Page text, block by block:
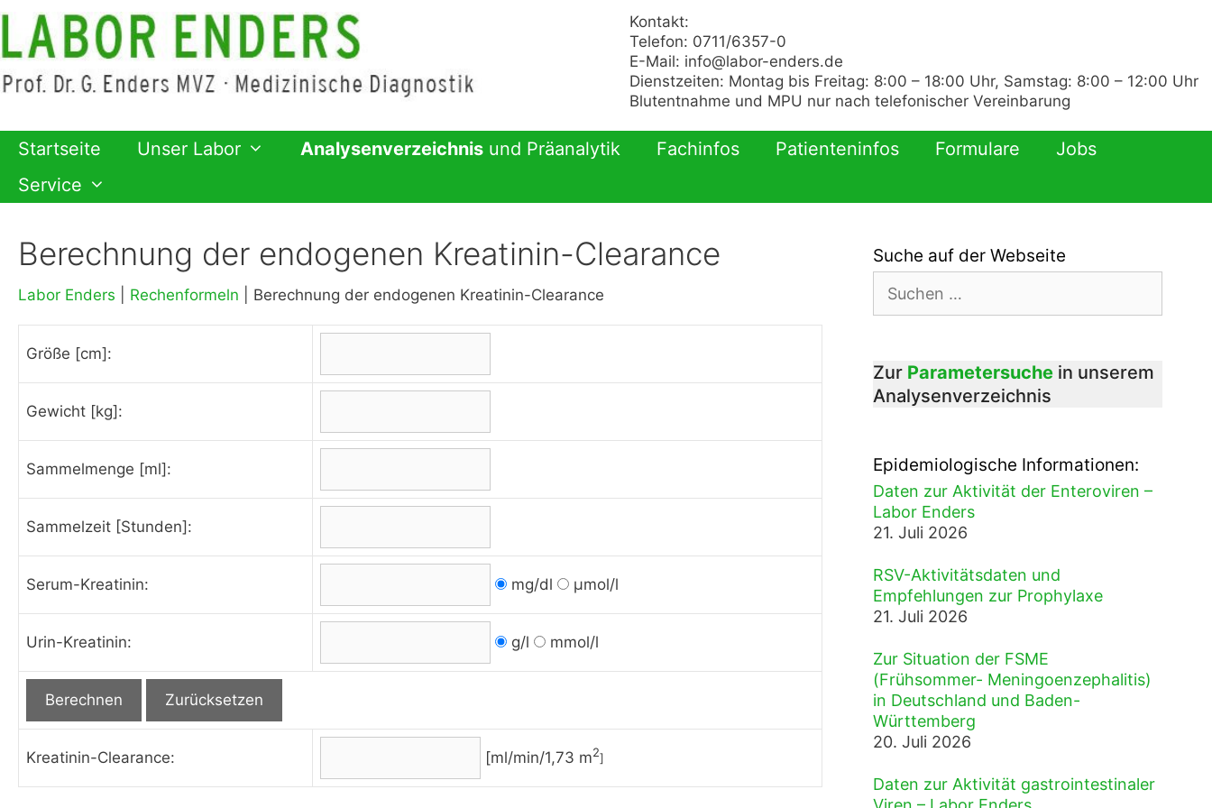
Zum
Inhalt
springen
Kontakt:
Telefon: 0711/6357-0
E-Mail: info@labor-enders.de
Dienstzeiten: Montag bis Freitag: 8:00 – 18:00 Uhr, Samstag: 8:00 – 12:00 Uhr
Blutentnahme und MPU nur nach telefonischer Vereinbarung
Startseite Unser Labor Analysenverzeichnis und Präanalytik Fachinfos Patienteninfos Formulare
Jobs
Service
Berechnung der endogenen Kreatinin-Clearance
Labor Enders Rechenformeln Berechnung der endogenen Kreatinin-Clearance
Größe [cm]:
Gewicht [kg]:
Sammelmenge [ml]:
Sammelzeit [Stunden]:
Serum-Kreatinin: mg/dl µmol/l
Urin-Kreatinin: g/l mmol/l
Kreatinin-Clearance: [ml/min/1,73 m2]
Suche auf der Webseite
nach:
Zur Parametersuchein unserem
Analysenverzeichnis
Epidemiologische Informationen:
Daten zur Aktivität der Enteroviren –
Labor Enders
21. Juli 2026
RSV-Aktivitätsdaten und
Empfehlungen zur Prophylaxe
21. Juli 2026
Zur Situation der FSME
(Frühsommer- Meningoenzephalitis)
in Deutschland und Baden-
Württemberg
20. Juli 2026
Daten zur Aktivität gastrointestinaler